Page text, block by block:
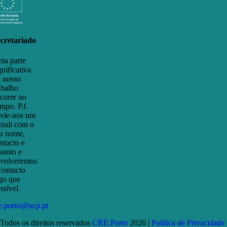
parte
nosso
no
P.f.
nos um
com o
nome,
e
e
que
Todos os direitos reservados CRE.Porto 2026 | Política de Privacidade